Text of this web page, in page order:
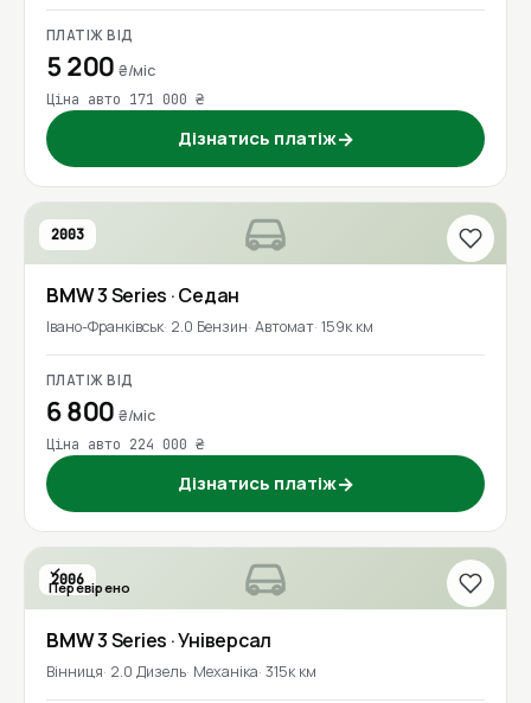
ПЛАТІЖ ВІД
5 200₴/міс
Ціна авто 171 000 ₴
Дізнатись платіж→
2003
BMW3 Series · Седан
Івано-Франківськ 2.0 Бензин Автомат 159к км
ПЛАТІЖ ВІД
6 800₴/міс
Ціна авто 224 000 ₴
Дізнатись платіж→
2006
Перевірено
BMW3 Series · Універсал
Вінниця 2.0 Дизель Механіка 315к км